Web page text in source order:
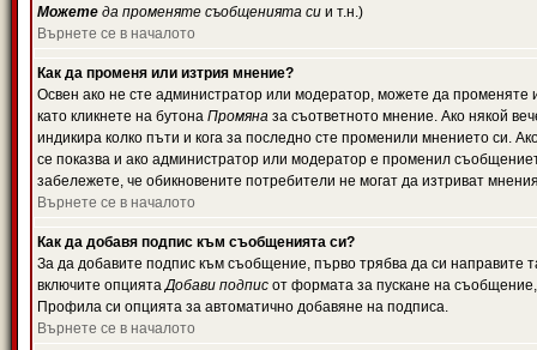
Можете да променяте съобщенията си и т.н.)
Върнете се в началото
Как да променя или изтрия мнение?
Освен ако не сте администратор или модератор, можете да
като кликнете на бутона Промяна за съответното мнение. Ако някой
индикира колко пъти и кога за последно сте променили мнението си.
се показва и ако администратор или модератор е променил
забележете, че обикновените потребители не могат да изтриват
Върнете се в началото
Как да добавя подпис към съобщенията си?
За да добавите подпис към съобщение, първо трябва да си
включите опциятаДобави подпис от формата за пускане на
Профила си опцията за автоматично добавяне на подписа.
Върнете се в началото